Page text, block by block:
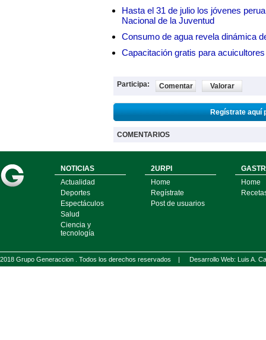
Hasta el 31 de julio los jóvenes
Nacional de la Juventud
Consumo de agua revela dinámica
Capacitación gratis para
Participa: Comentar Valorar
Regístrate aquí
COMENTARIOS
NOTICIAS
Actualidad
Deportes
Espectáculos
Salud
Ciencia y
tecnología
2URPI
Home
Regístrate
Post de usuarios
Home
2018 Grupo Generaccion . Todos los derechos reservados | Desarrollo Web: Luis